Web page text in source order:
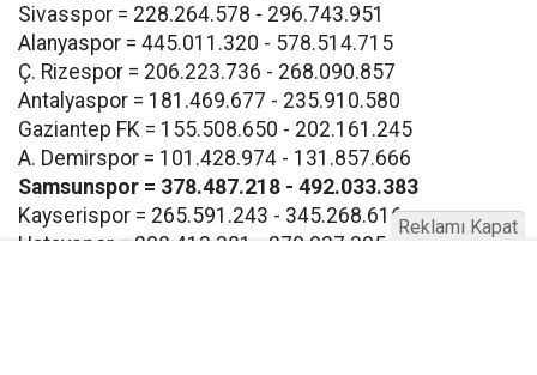
Sivasspor = 228.264.578 - 296.743.951
Alanyaspor = 445.011.320 - 578.514.715
Ç. Rizespor = 206.223.736 - 268.090.857
Antalyaspor = 181.469.677 - 235.910.580
Gaziantep FK = 155.508.650 - 202.161.245
A. Demirspor = 101.428.974 - 131.857.666
Samsunspor = 378.487.218 - 492.033.383
Kayserispor = 265.591.243 - 345.268.616
Hatayspor = 208.413.381 - 270.937.395
Reklamı Kapat